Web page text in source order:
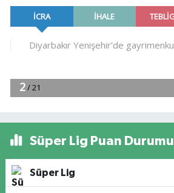
Süper Lig Puan Durumu
Süper Lig